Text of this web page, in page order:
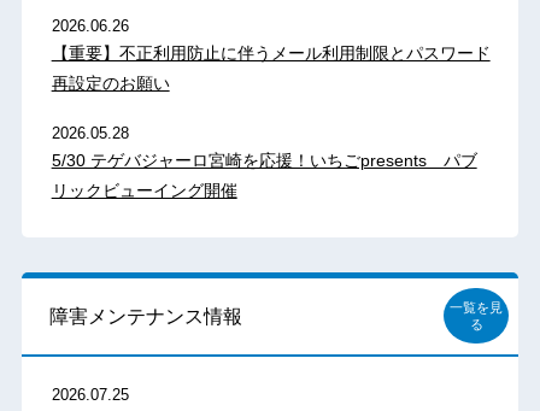
2026.06.26
【重要】不正利用防止に伴うメール利用制限とパスワード
再設定のお願い
2026.05.28
5/30 テゲバジャーロ宮崎を応援！いちごpresents パブ
リックビューイング開催
障害メンテナンス情報
一覧を見
る
2026.07.25